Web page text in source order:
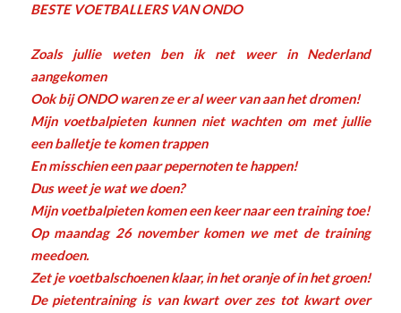
BESTE VOETBALLERS VAN ONDO
Zoals jullie weten ben ik net weer in Nederland
aangekomen
Ook bij ONDO waren ze er al weer van aan het dromen!
Mijn voetbalpieten kunnen niet wachten om met jullie
een balletje te komen trappen
En misschien een paar pepernoten te happen!
Dus weet je wat we doen?
Mijn voetbalpieten komen een keer naar een training toe!
Op maandag 26 november komen we met de training
meedoen.
Zet je voetbalschoenen klaar, in het oranje of in het groen!
De pietentraining is van kwart over zes tot kwart over